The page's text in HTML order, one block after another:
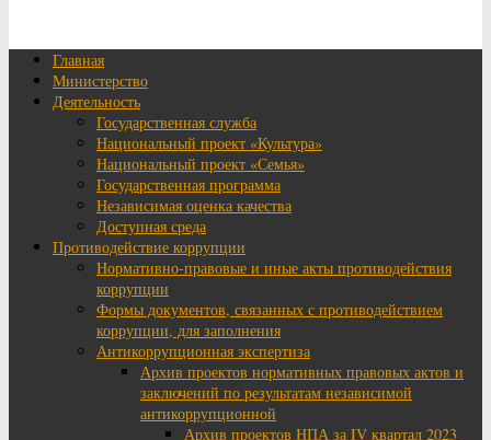
Главная
Министерство
Деятельность
Государственная служба
Национальный проект «Культура»
Национальный проект «Семья»
Государственная программа
Независимая оценка качества
Доступная среда
Противодействие коррупции
Нормативно-правовые и иные акты противодействия
коррупции
Формы документов, связанных с противодействием
коррупции, для заполнения
Антикоррупционная экспертиза
Архив проектов нормативных правовых актов и
заключений по результатам независимой
антикоррупционной
Архив проектов НПА за IV квартал 2023